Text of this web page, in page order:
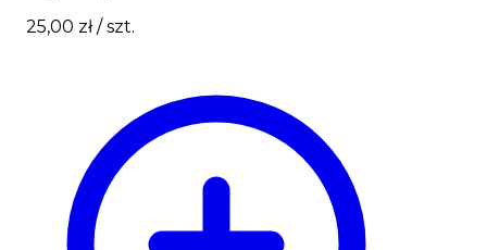
25,00 zł/ szt.